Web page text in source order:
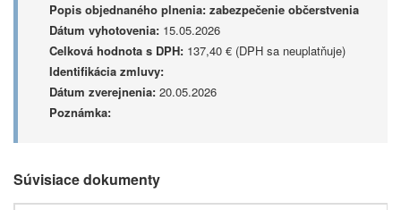
Popis objednaného plnenia: zabezpečenie občerstvenia
Dátum vyhotovenia: 15.05.2026
Celková hodnota s DPH: 137,40 € (DPH sa neuplatňuje)
Identifikácia zmluvy:
Dátum zverejnenia: 20.05.2026
Poznámka:
Súvisiace dokumenty